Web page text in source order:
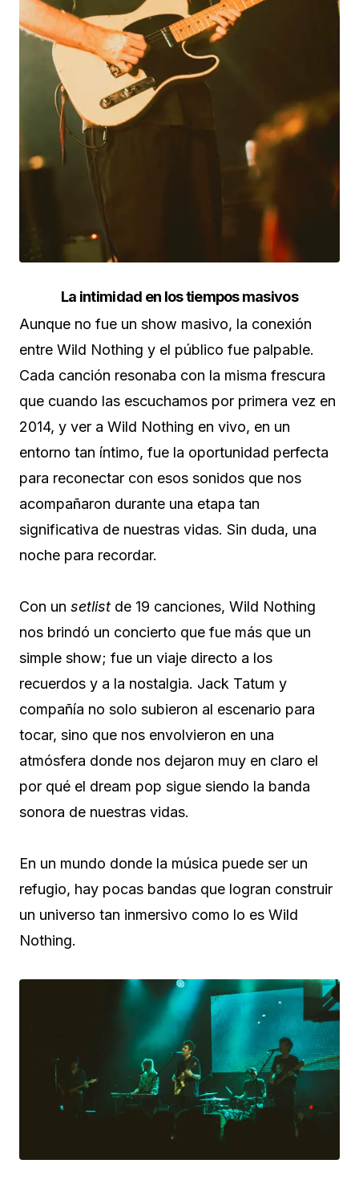
La intimidad en los tiempos masivos
Aunque no fue un show masivo, la conexión
entre Wild Nothing y el público fue palpable.
Cada canción resonaba con la misma frescura
que cuando las escuchamos por primera vez en
2014, y ver a Wild Nothing en vivo, en un
entorno tan íntimo, fue la oportunidad perfecta
para reconectar con esos sonidos que nos
acompañaron durante una etapa tan
significativa de nuestras vidas. Sin duda, una
noche para recordar.
Con un setlist de 19 canciones, Wild Nothing
nos brindó un concierto que fue más que un
simple show; fue un viaje directo a los
recuerdos y a la nostalgia. Jack Tatum y
compañía no solo subieron al escenario para
tocar, sino que nos envolvieron en una
atmósfera donde nos dejaron muy en claro el
por qué el dream pop sigue siendo la banda
sonora de nuestras vidas.
En un mundo donde la música puede ser un
refugio, hay pocas bandas que logran construir
un universo tan inmersivo como lo es Wild
Nothing.